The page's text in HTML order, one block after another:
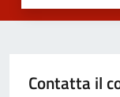
Contatta il